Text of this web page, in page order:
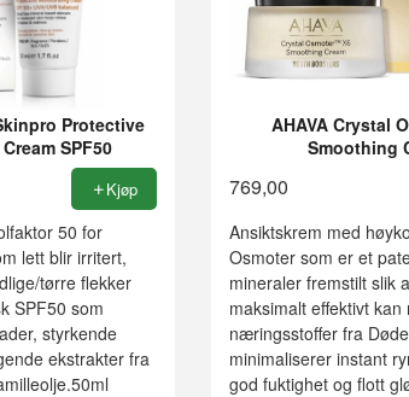
Protective
SPF50
Kjøp
50 for
lett blir irritert,
tørre flekker
SPF50 som
styrkende
ekstrakter fra
AHAVA Crystal
Smoothing
769,00
Ansiktskrem med
Osmoter som er et
mineraler fremstilt slik
maksimalt effektivt kan
næringsstoffer fra
minimaliserer instant
god fuktighet og flott